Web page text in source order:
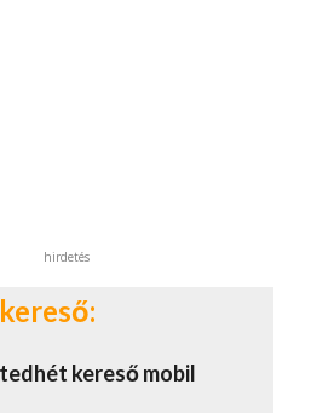
hirdetés
kereső mobil